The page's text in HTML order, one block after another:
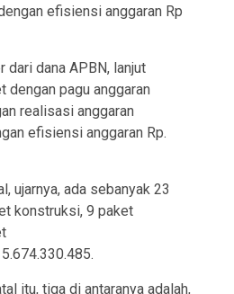
efisiensi anggaran Rp
dari dana APBN, lanjut
dengan pagu anggaran
realisasi anggaran
efisiensi anggaran Rp.
ujarnya, ada sebanyak 23
konstruksi, 9 paket
itu, tiga di antaranya adalah,